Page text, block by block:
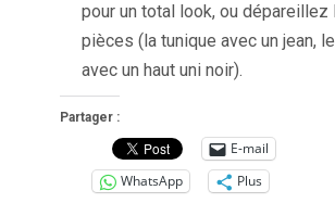
pour un total look, ou dépareillez
pièces (la tunique avec un jean,
avec un haut uni noir).
Partager :
E-mail
WhatsApp
Plus